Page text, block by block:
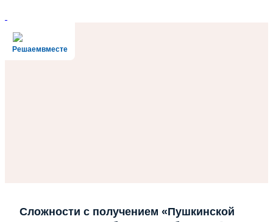
Решаемвместе
Сложности с получением «Пушкинской